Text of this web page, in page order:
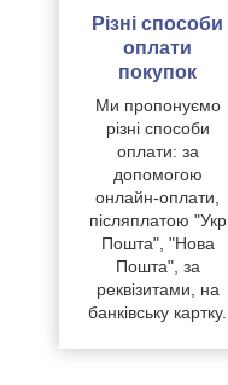
Різні способи
оплати
покупок
Ми пропонуємо
різні способи
оплати: за
допомогою
онлайн-оплати,
післяплатою "Укр
Пошта", "Нова
Пошта", за
реквізитами, на
банківську картку.